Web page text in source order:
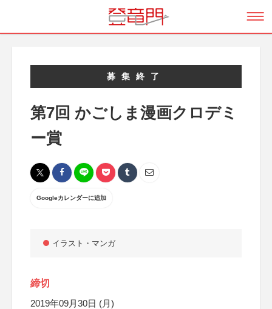
募集終了
第7回 かごしま漫画クロデミ
ー賞
Googleカレンダーに追加
イラスト・マンガ
締切
2019年09月30日 (月)